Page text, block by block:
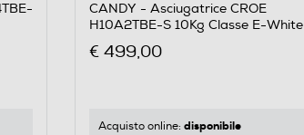
CANDY - Asciugatrice CROE
H10A2TBE-S 10Kg Classe E-White
€ 499,00
Acquisto online: disponibile